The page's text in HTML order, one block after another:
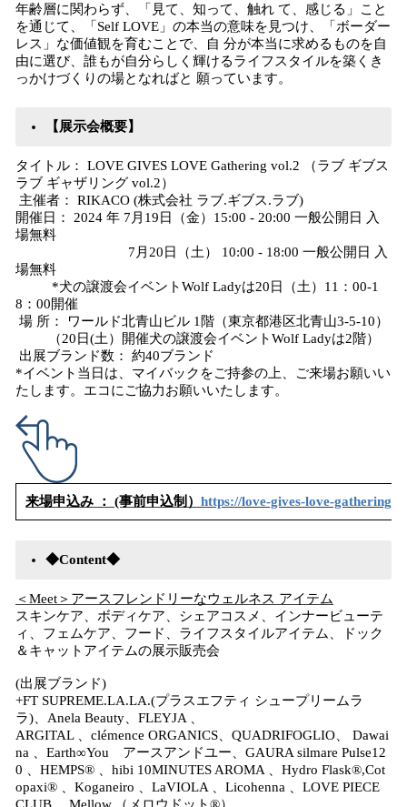
年齢層に関わらず、「見て、知って、触れ て、感じる」こと
を通じて、「Self LOVE」の本当の意味を見つけ、「ボーダー
レス」な価値観を育むことで、自 分が本当に求めるものを自
由に選び、誰もが自分らしく輝けるライフスタイルを築くき
っかけづくりの場となればと 願っています。
【展示会概要】
タイトル： LOVE GIVES LOVE Gathering vol.2 （ラブ ギブス
ラブ ギャザリング vol.2）
主催者： RIKACO (株式会社 ラブ.ギブス.ラブ)
開催日： 2024 年 7月19日（金）15:00 - 20:00 一般公開日 入
場無料
7月20日（土） 10:00 - 18:00 一般公開日 入
場無料
*犬の譲渡会イベントWolf Ladyは20日（土）11：00-1
8：00開催
場 所： ワールド北青山ビル 1階（東京都港区北青山3-5-10）
（20日(土）開催犬の譲渡会イベントWolf Ladyは2階）
出展ブランド数： 約40ブランド
*イベント当日は、マイバックをご持参の上、ご来場お願いい
たします。エコにご協力お願いいたします。
来場申込み ： (事前申込制） https://love-gives-love-gathering-
◆Content◆
＜Meet＞アースフレンドリーなウェルネス アイテム
スキンケア、ボディケア、シェアコスメ、インナービューテ
ィ、フェムケア、フード、ライフスタイルアイテム、ドック
＆キャットアイテムの展示販売会
(出展ブランド)
+FT SUPREME.LA.LA.(プラスエフティ シュープリームラ
ラ)、Anela Beauty、FLEYJA 、
ARGITAL 、clémence ORGANICS、QUADRIFOGLIO、 Dawai
na 、Earth∞You アースアンドユー、GAURA silmare Pulse12
0 、HEMPS® 、hibi 10MINUTES AROMA 、Hydro Flask®,Cot
opaxi® 、Koganeiro 、LaVIOLA 、Licohenna 、LOVE PIECE